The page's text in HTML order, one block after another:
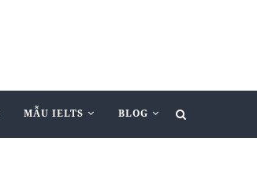
MẪU IELTS BLOG